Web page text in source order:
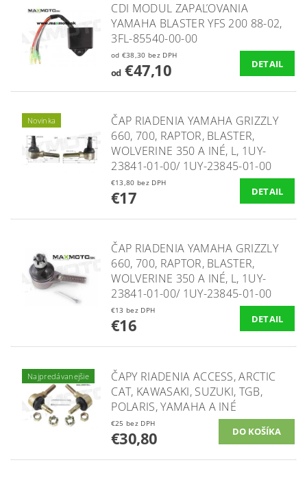
CDI MODUL ZAPAĽOVANIA
YAMAHA BLASTER YFS 200 88-02,
3FL-85540-00-00
od €38,30 bez DPH
od€47,10 DETAIL
Novinka
ČAP RIADENIA YAMAHA GRIZZLY
660, 700, RAPTOR, BLASTER,
WOLVERINE 350 A INÉ, L, 1UY-
23841-01-00/ 1UY-23845-01-00
€13,80 bez DPH
€17 DETAIL
ČAP RIADENIA YAMAHA GRIZZLY
660, 700, RAPTOR, BLASTER,
WOLVERINE 350 A INÉ, L, 1UY-
23841-01-00/ 1UY-23845-01-00
€13 bez DPH
€16 DETAIL
Najpredávanejšie
ČAPY RIADENIA ACCESS, ARCTIC
CAT, KAWASAKI, SUZUKI, TGB,
POLARIS, YAMAHA A INÉ
€25 bez DPH
€30,80